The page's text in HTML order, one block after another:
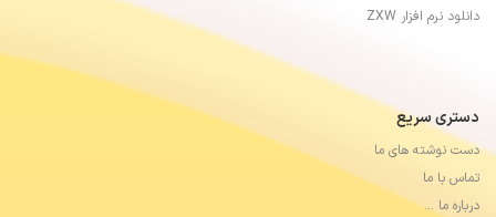
دانلود نرم افزار ZXW
دستری سریع
دست نوشته های ما
تماس با ما
درباره ما …